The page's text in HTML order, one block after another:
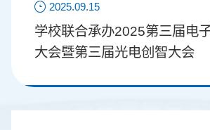
2025.09.15
学校联合承办2025第三届电
大会暨第三届光电创智大会